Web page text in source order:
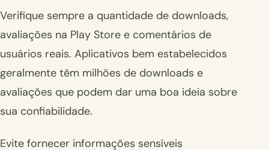
Verifique sempre a quantidade de downloads,
avaliações na Play Store e comentários de
usuários reais. Aplicativos bem estabelecidos
geralmente têm milhões de downloads e
avaliações que podem dar uma boa ideia sobre
sua confiabilidade.
Evite fornecer informações sensíveis